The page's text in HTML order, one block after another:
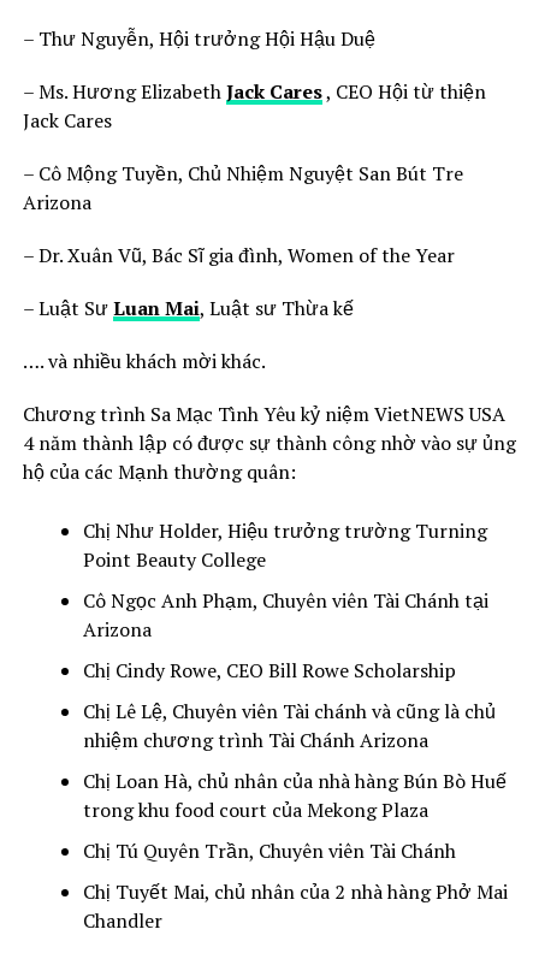
– Thư Nguyễn, Hội trưởng Hội Hậu Duệ
– Ms. Hương ElizabethJack Cares, CEO Hội từ thiện
Jack Cares
– Cô Mộng Tuyền, Chủ Nhiệm Nguyệt San Bút Tre
Arizona
– Dr. Xuân Vũ, Bác Sĩ gia đình, Women of the Year
– Luật SưLuan Mai, Luật sư Thừa kế
…. và nhiều khách mời khác.
Chương trình Sa Mạc Tình Yêu kỷ niệm VietNEWS USA
4 năm thành lập có được sự thành công nhờ vào sự ủng
hộ của các Mạnh thường quân:
Chị Như Holder, Hiệu trưởng trường Turning
Point Beauty College
Cô Ngọc Anh Phạm, Chuyên viên Tài Chánh tại
Arizona
Chị Cindy Rowe, CEO Bill Rowe Scholarship
Chị Lê Lệ, Chuyên viên Tài chánh và cũng là chủ
nhiệm chương trình Tài Chánh Arizona
Chị Loan Hà, chủ nhân của nhà hàng Bún Bò Huế
trong khu food court của Mekong Plaza
Chị Tú Quyên Trần, Chuyên viên Tài Chánh
Chị Tuyết Mai, chủ nhân của 2 nhà hàng Phở Mai
Chandler